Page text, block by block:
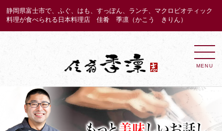
静岡県富士市で、ふぐ、はも、すっぽん、ランチ、マクロビオティック
料理が食べられる日本料理店 佳肴 季凛（かこう きりん）
MENU